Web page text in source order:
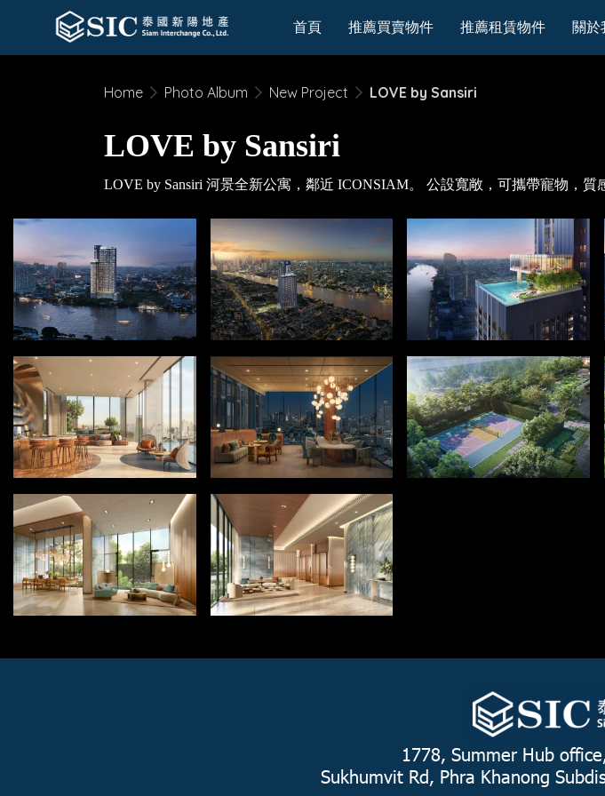
首頁 推薦買賣物件 推薦租賃物件 關於
Home Photo Album New Project LOVE by Sansiri
LOVE by Sansiri
LOVE by Sansiri 河景全新公寓，鄰近 ICONSIAM。 公設寬敞，可攜帶寵物，質
1778, Summer Hub
Sukhumvit Rd, Phra Khanong